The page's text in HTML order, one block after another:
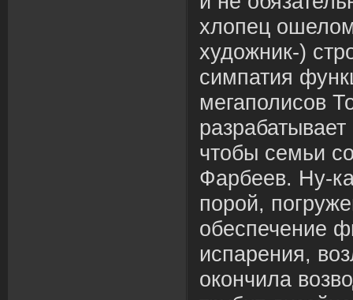
хлопец
художник-)
симпатия
мегаполисов
чтобы семьи
Фарбеев. Ну-
порой,
обеспечение
испарения,
окончила